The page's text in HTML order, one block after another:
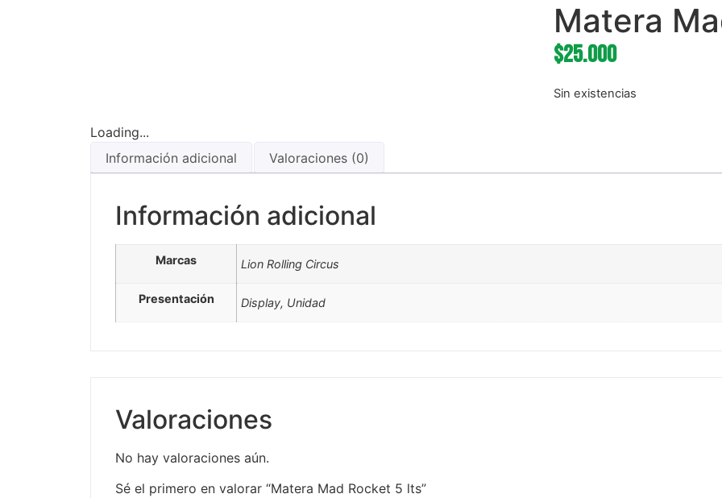
Matera
$25.000
Sin existencias
Loading...
Información adicional
Valoraciones (0)
Información adicional
Marcas Lion Rolling Circus
Presentación Display, Unidad
Valoraciones
No hay valoraciones aún.
Sé el primero en valorar “Matera Mad Rocket 5 lts”